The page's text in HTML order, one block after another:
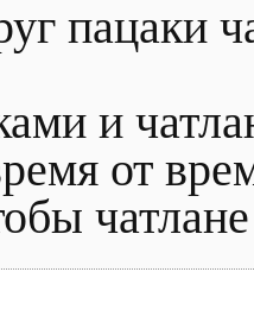
пацаки
и
от